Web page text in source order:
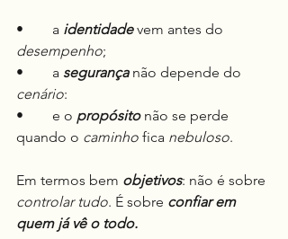
•	a identidade vem antes do
desempenho;
•	a segurança não depende do
cenário:
•	e o propósito não se perde
quando o caminho fica nebuloso.
Em termos bem objetivos: não é sobre
controlar tudo. É sobre confiar em
quem já vê o todo.